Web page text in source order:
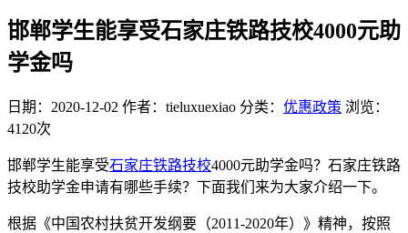
邯郸学生能享受石家庄铁路技校4000元助
学金吗
日期：2020-12-02 作者：tieluxuexiao 分类： 优惠政策 浏览：
4120次
邯郸学生能享受石家庄铁路技校4000元助学金吗？石家庄铁路
技校助学金申请有哪些手续？下面我们来为大家介绍一下。
根据《中国农村扶贫开发纲要（2011-2020年）》精神，按照